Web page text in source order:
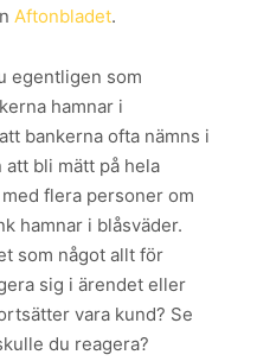
Aftonbladet.
egentligen som
hamnar i
bankerna ofta nämns i
att bli mätt på hela
flera personer om
hamnar i blåsväder.
som något allt för
sig i ärendet eller
vara kund? Se
du reagera?